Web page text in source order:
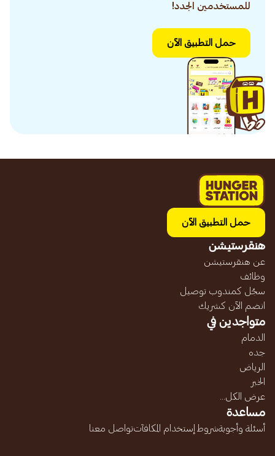
للمستخدمين الجدد!
حمل التطبيق الآن
حمل التطبيق الآن
هنقرستيشن
عن هنقرستيشن
وظائف
سجّل كمندوب توصيل
انضم الآن كشريك
متواجدين في
الدمام
جده
الرياض
الخبر
عرض الكل...
مساعدة
أسئلة وأجوبةشروط إستخدام المكافآتتواصل معنا